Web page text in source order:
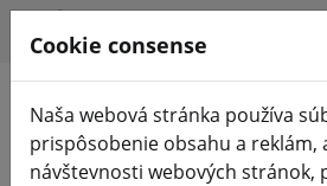
Vyhľadať produkty
Cookie consense
Naša webová stránka používa
prispôsobenie obsahu a reklám,
návštevnosti webových stránok,